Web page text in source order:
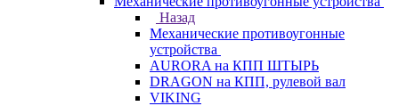
Назад
Механические противоугонные
устройства
AURORA на КПП ШТЫРЬ
DRAGON на КПП, рулевой вал
VIKING